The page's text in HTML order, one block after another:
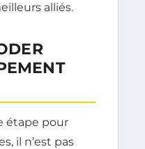
alliés.
étape pour
il n’est pas